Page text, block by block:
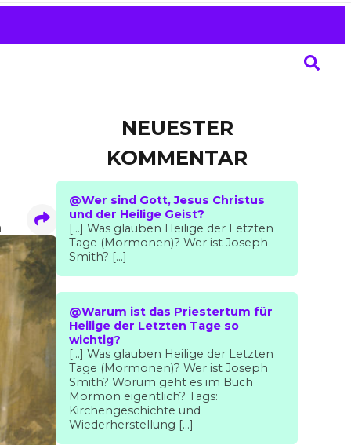
NEUESTER
KOMMENTAR
@Wer sind Gott, Jesus Christus
und der Heilige Geist?
[…] Was glauben Heilige der Letzten
Tage (Mormonen)? Wer ist Joseph
Smith? […]
@Warum ist das Priestertum für
Heilige der Letzten Tage so
wichtig?
[…] Was glauben Heilige der Letzten
Tage (Mormonen)? Wer ist Joseph
Smith? Worum geht es im Buch
Mormon eigentlich? Tags:
Kirchengeschichte und
Wiederherstellung […]